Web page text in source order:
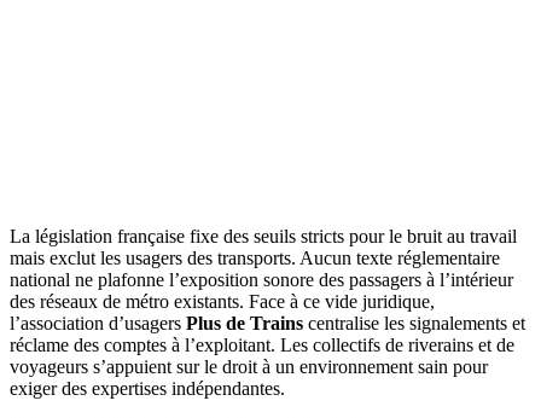
La législation française fixe des seuils stricts pour le bruit au travail
mais exclut les usagers des transports. Aucun texte réglementaire
national ne plafonne l’exposition sonore des passagers à l’intérieur
des réseaux de métro existants. Face à ce vide juridique,
l’association d’usagers Plus de Trains centralise les signalements et
réclame des comptes à l’exploitant. Les collectifs de riverains et de
voyageurs s’appuient sur le droit à un environnement sain pour
exiger des expertises indépendantes.